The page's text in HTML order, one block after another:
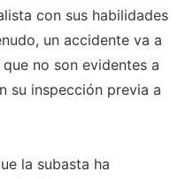
con sus habilidades
un accidente va a
no son evidentes a
su inspección previa a
la subasta ha